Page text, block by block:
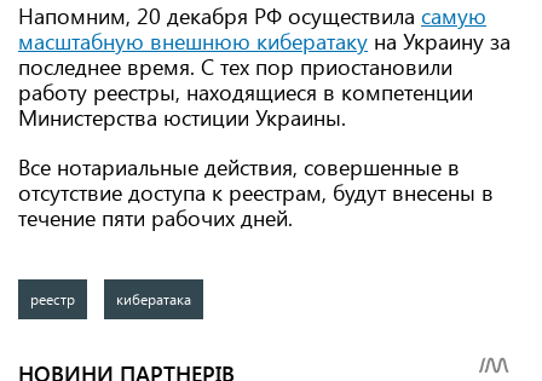
Напомним, 20 декабря РФ осуществила самую
масштабную внешнюю кибератаку на Украину за
последнее время. С тех пор приостановили
работу реестры, находящиеся в компетенции
Министерства юстиции Украины.
Все нотариальные действия, совершенные в
отсутствие доступа к реестрам, будут внесены в
течение пяти рабочих дней.
реестр кибератака